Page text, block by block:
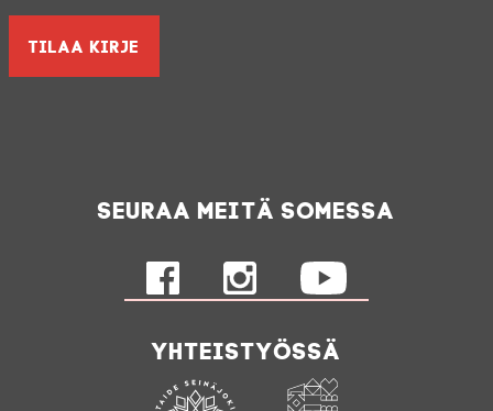
Seuraa meitä somessa
Yhteistyössä